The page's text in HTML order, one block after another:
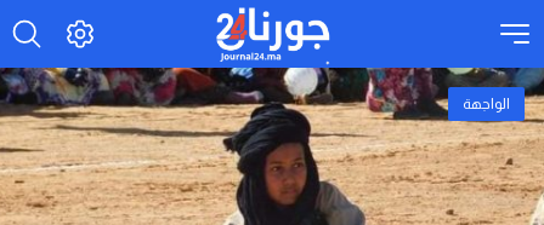
الواجهة